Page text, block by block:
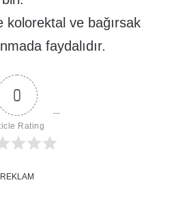
kolorektal ve bağırsak
faydalıdır.
0
Rating
REKLAM